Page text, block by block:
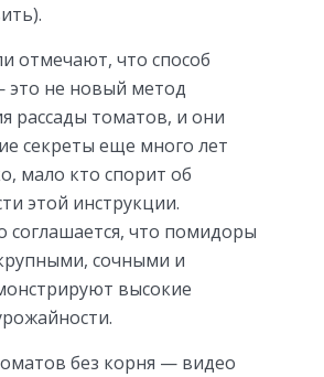
отмечают, что способ
это не новый метод
рассады томатов, и они
секреты еще много лет
мало кто спорит об
этой инструкции.
соглашается, что помидоры
сочными и
высокие
без корня — видео